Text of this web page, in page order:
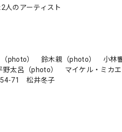
人のアーティスト
（photo） 鈴木親（photo） 小林
太呂（photo） マイケル・ミカ
71 松井冬子